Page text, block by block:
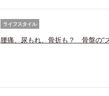
ライフスタイル
腰痛、尿もれ、骨折も？ 骨盤の“